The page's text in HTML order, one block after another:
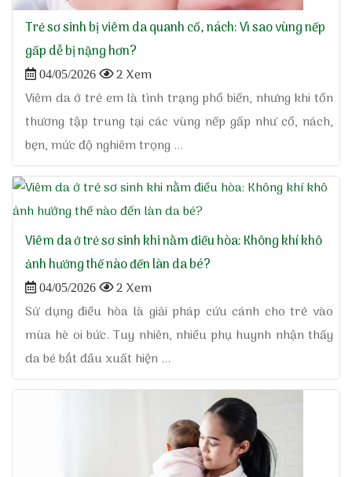
Trẻ sơ sinh bị viêm da quanh cổ, nách: Vì sao vùng nếp
gấp dễ bị nặng hơn?
04/05/2026
2 Xem
Viêm da ở trẻ em là tình trạng phổ biến, nhưng khi tổn
thương tập trung tại các vùng nếp gấp như cổ, nách,
bẹn, mức độ nghiêm trọng ...
Viêm da ở trẻ sơ sinh khi nằm điều hòa: Không khí khô
ảnh hưởng thế nào đến làn da bé?
04/05/2026
2 Xem
Sử dụng điều hòa là giải pháp cứu cánh cho trẻ vào
mùa hè oi bức. Tuy nhiên, nhiều phụ huynh nhận thấy
da bé bắt đầu xuất hiện ...